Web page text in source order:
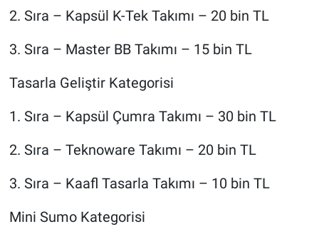
2. Sıra – Kapsül K-Tek Takımı – 20 bin TL
3. Sıra – Master BB Takımı – 15 bin TL
Tasarla Geliştir Kategorisi
1. Sıra – Kapsül Çumra Takımı – 30 bin TL
2. Sıra – Teknoware Takımı – 20 bin TL
3. Sıra – Kaafl Tasarla Takımı – 10 bin TL
Mini Sumo Kategorisi